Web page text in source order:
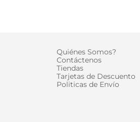
Quiénes Somos?
Contáctenos
Tiendas
Tarjetas de Descuento
Politicas de Envío